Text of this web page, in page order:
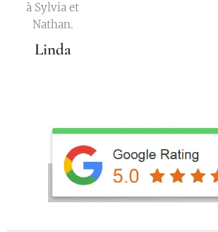
à Sylvia et
Nathan.
Linda